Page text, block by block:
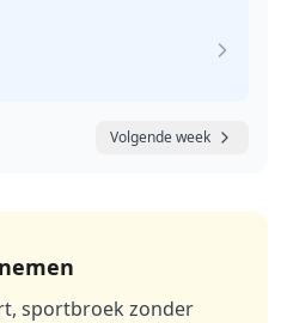
Volgende week
sportbroek zonder